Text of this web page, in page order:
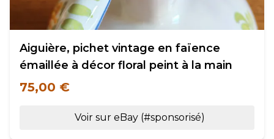
Aiguière, pichet vintage en faïence
émaillée à décor floral peint à la main
75,00 €
Voir sur eBay (#sponsorisé)